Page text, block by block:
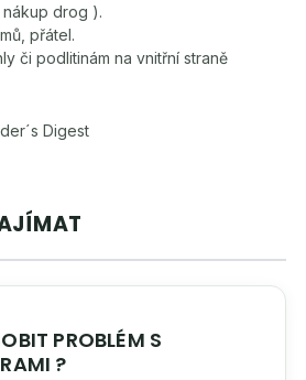
drog ).
přátel.
či podlitinám na vnitřní straně
Digest
PROBLÉM S
?